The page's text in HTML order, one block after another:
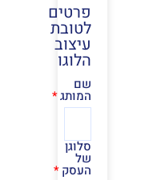
פרטים
לטובת
עיצוב
הלוגו
שם
המותג
סלוגן
של
העסק